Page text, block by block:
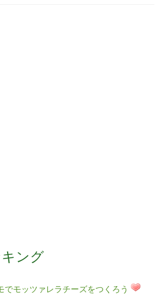
ング
でモッツァレラチーズをつくろう